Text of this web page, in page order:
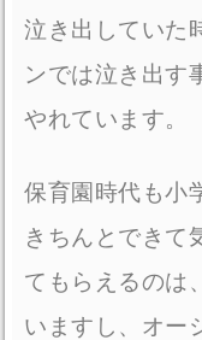
泣き出していた
ンでは泣き出す
やれています。
保育園時代も小
きちんとできて
てもらえるのは
いますし、オー